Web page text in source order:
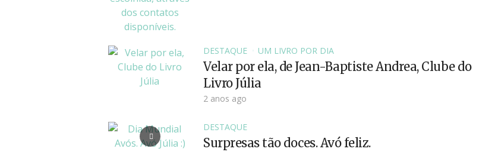
DESTAQUE UM LIVRO POR DIA
Velar por ela, de Jean-Baptiste Andrea, Clube do
Livro Júlia
2 anos ago
DESTAQUE
Surpresas tão doces. Avó feliz.